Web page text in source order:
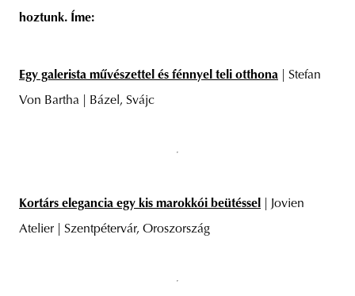
hoztunk. Íme:
Egy galerista művészettel és fénnyel teli otthona | Stefan
Von Bartha | Bázel, Svájc
Kortárs elegancia egy kis marokkói beütéssel | Jovien
Atelier | Szentpétervár, Oroszország